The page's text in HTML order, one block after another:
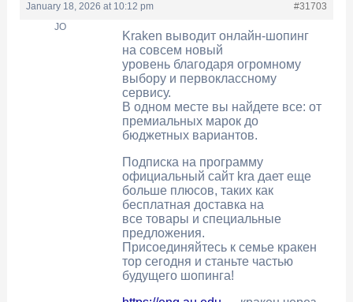
January 18, 2026 at 10:12 pm
#31703
JO
Kraken выводит онлайн-шопинг
на совсем новый
уровень благодаря огромному
выбору и первоклассному
сервису.
В одном месте вы найдете все: от
премиальных марок до
бюджетных вариантов.
Подписка на программу
официальный сайт kra дает еще
больше плюсов, таких как
бесплатная доставка на
все товары и специальные
предложения.
Присоединяйтесь к семье кракен
тор сегодня и станьте частью
будущего шопинга!